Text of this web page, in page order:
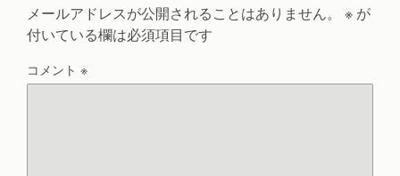
メールアドレスが公開されることはありません。 ※ が
付いている欄は必須項目です
コメント ※